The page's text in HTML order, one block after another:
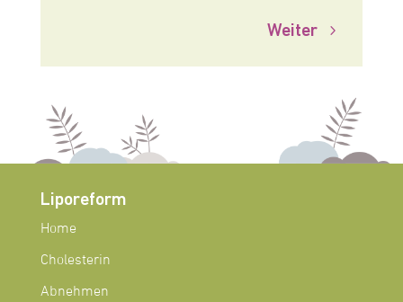
Weiter
Liporeform
Home
Cholesterin
Abnehmen